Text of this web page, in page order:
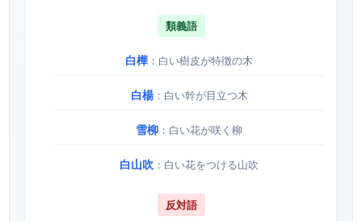
類義語
白樺 ：白い樹皮が特徴の木
白楊：白い幹が目立つ木
雪柳 ：白い花が咲く柳
白山吹 ：白い花をつける山吹
反対語